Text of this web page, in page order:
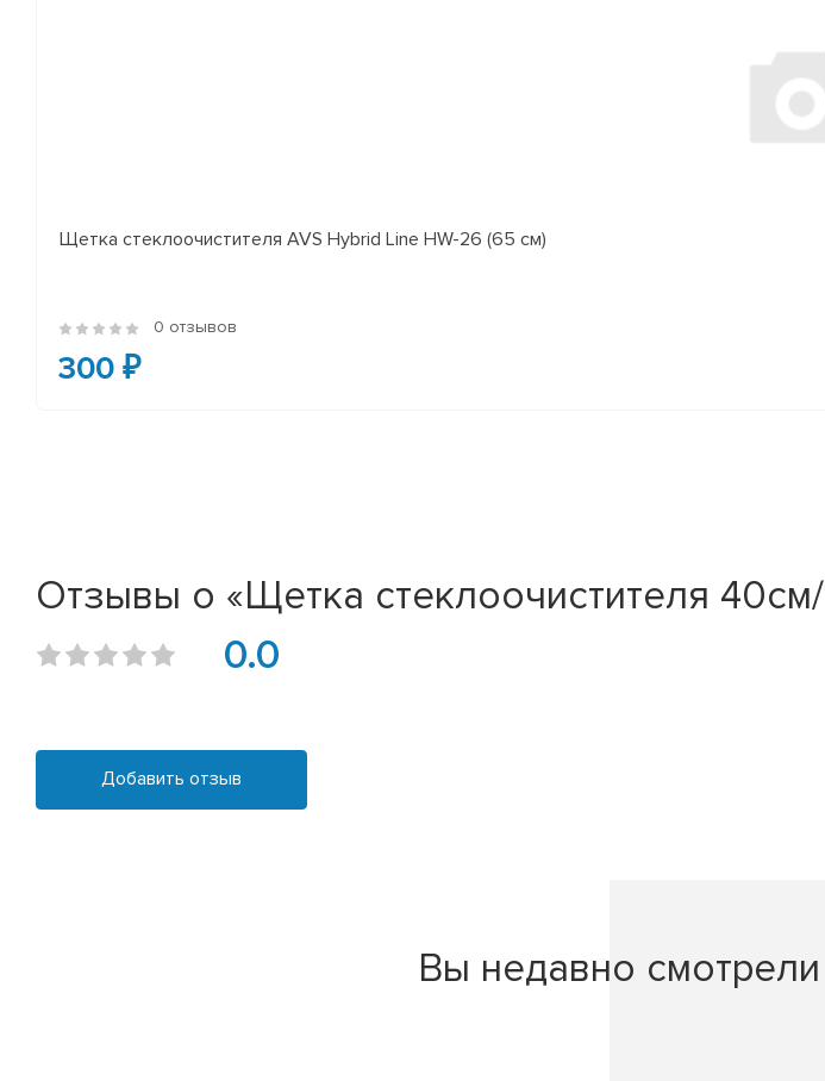
Щетка стеклоочистителя AVS Hybrid Line HW-26 (65 см)
0 отзывов
300 ₽
Отзывы о «Щетка стеклоочистителя 40см/
0.0
Добавить отзыв
Вы недавно смотрели